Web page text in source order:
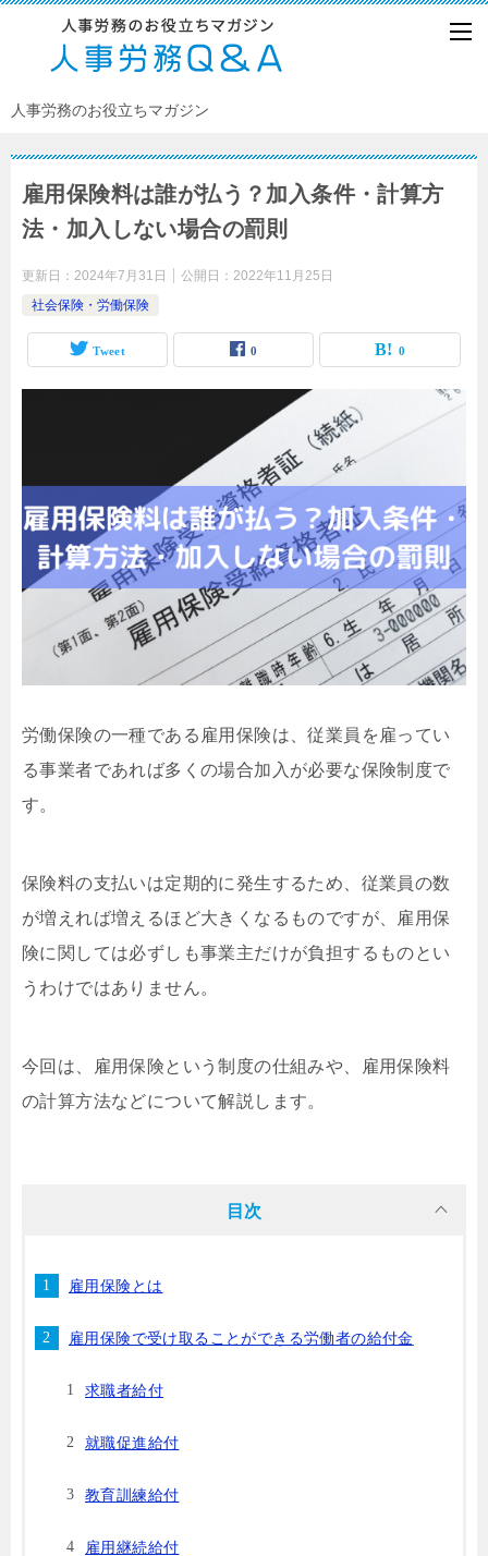
人事労務のお役立ちマガジン
雇用保険料は誰が払う？加入条件・計算方
法・加入しない場合の罰則
更新日： 2024年7月31日 公開日： 2022年11月25日
社会保険・労働保険
Tweet 0 0
労働保険の一種である雇用保険は、従業員を雇ってい
る事業者であれば多くの場合加入が必要な保険制度で
す。
保険料の支払いは定期的に発生するため、従業員の数
が増えれば増えるほど大きくなるものですが、雇用保
険に関しては必ずしも事業主だけが負担するものとい
うわけではありません。
今回は、雇用保険という制度の仕組みや、雇用保険料
の計算方法などについて解説します。
目次
雇用保険とは
雇用保険で受け取ることができる労働者の給付金
求職者給付
就職促進給付
教育訓練給付
雇用継続給付